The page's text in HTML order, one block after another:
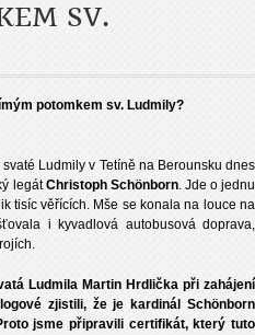
SV.
potomkem sv. Ludmily?
Ludmily v Tetíně na Berounsku dnes
legátChristoph Schönborn. Jde o jednu
tisíc věřících. Mše se konala na louce na
i kyvadlová autobusová doprava,
Ludmila Martin Hrdlička při zahájení
zjistili, že je kardinál Schönborn
jsme připravili certifikát, který tuto